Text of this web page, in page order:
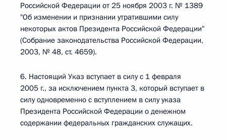
Российской Федерации от 25 ноября 2003 г. № 1389
"Об изменении и признании утратившими силу
некоторых актов Президента Российской Федерации"
(Собрание законодательства Российской Федерации,
2003, № 48, ст. 4659).
6. Настоящий Указ вступает в силу с 1 февраля
2005 г., за исключением пункта 3, который вступает в
силу одновременно с вступлением в силу указа
Президента Российской Федерации о денежном
содержании федеральных гражданских служащих.